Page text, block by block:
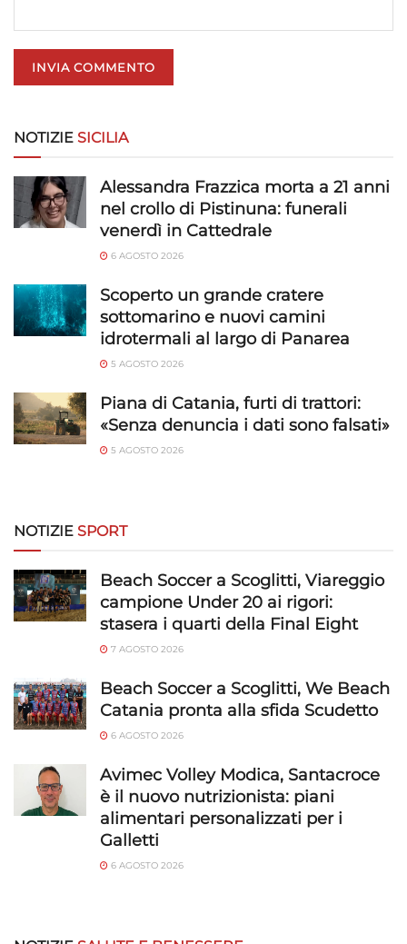
NOTIZIE SICILIA
Alessandra Frazzica morta a 21 anni
nel crollo di Pistinuna: funerali
venerdì in Cattedrale
6 AGOSTO 2026
Scoperto un grande cratere
sottomarino e nuovi camini
idrotermali al largo di Panarea
5 AGOSTO 2026
Piana di Catania, furti di trattori:
«Senza denuncia i dati sono falsati»
5 AGOSTO 2026
NOTIZIE SPORT
Beach Soccer a Scoglitti, Viareggio
campione Under 20 ai rigori:
stasera i quarti della Final Eight
7 AGOSTO 2026
Beach Soccer a Scoglitti, We Beach
Catania pronta alla sfida Scudetto
6 AGOSTO 2026
Avimec Volley Modica, Santacroce
è il nuovo nutrizionista: piani
alimentari personalizzati per i
Galletti
6 AGOSTO 2026